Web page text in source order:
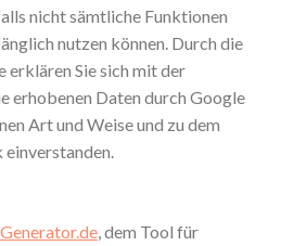
nicht sämtliche Funktionen
nutzen können. Durch die
Sie sich mit der
erhobenen Daten durch Google
Art und Weise und zu dem
, dem Tool für